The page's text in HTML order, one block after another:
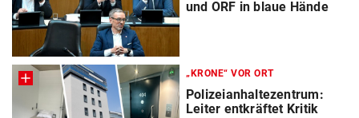
und ORF in blaue Hände
„KRONE“ VOR ORT
Polizeianhaltezentrum:
Leiter entkräftet Kritik